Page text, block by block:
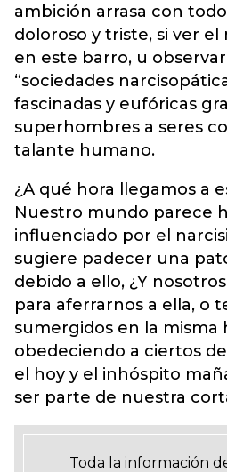
ambición arrasa con
doloroso y triste, si ver
en este barro, u
“sociedades
fascinadas y eufóricas
superhombres a seres
talante humano.
¿A qué hora llegamos a
Nuestro mundo parece
influenciado por el
sugiere padecer una
debido a ello, ¿Y
para aferrarnos a ella, o
sumergidos en la misma
obedeciendo a ciertos
el hoy y el inhóspito
ser parte de nuestra
Toda la información